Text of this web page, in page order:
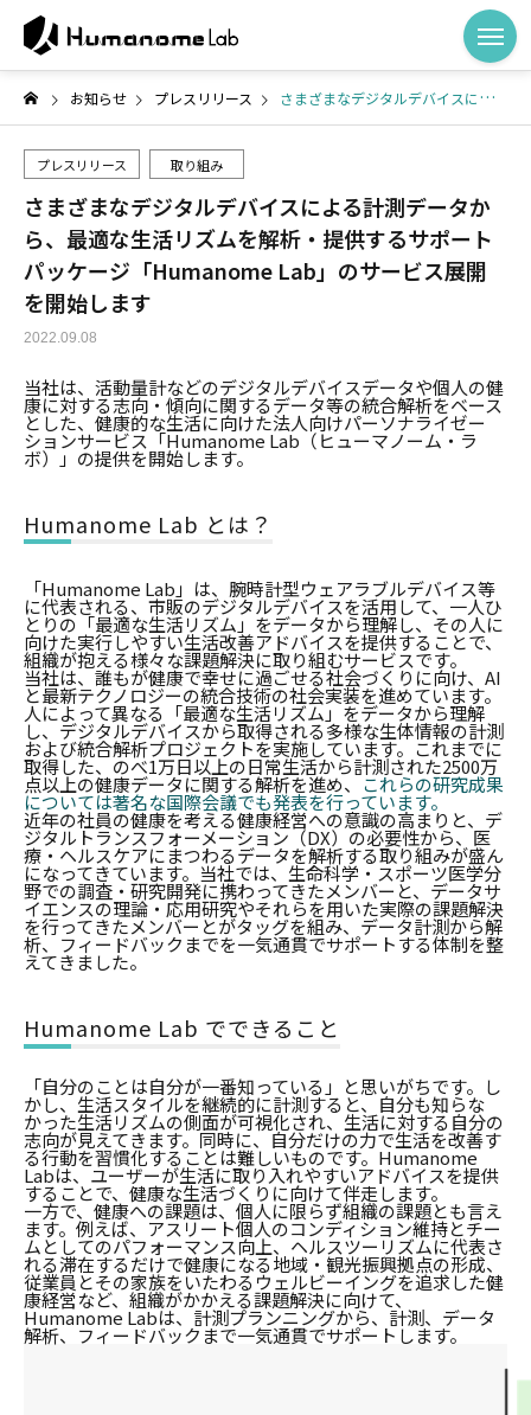
お知らせ プレスリリース さまざまなデジタルデバイスによる計測データから、最適な生活リズムを解析・提供するサポートパッケージ「Humanome Lab」のサービス展開を開始します
プレスリリース 取り組み
さまざまなデジタルデバイスによる計測データか
ら、最適な生活リズムを解析・提供するサポート
パッケージ「Humanome Lab」のサービス展開
を開始します
2022.09.08
当社は、活動量計などのデジタルデバイスデータや個人の健
康に対する志向・傾向に関するデータ等の統合解析をベース
とした、健康的な生活に向けた法人向けパーソナライゼー
ションサービス「Humanome Lab（ヒューマノーム・ラ
ボ）」の提供を開始します。
Humanome Lab とは？
「Humanome Lab」は、腕時計型ウェアラブルデバイス等
に代表される、市販のデジタルデバイスを活用して、一人ひ
とりの「最適な生活リズム」をデータから理解し、その人に
向けた実行しやすい生活改善アドバイスを提供することで、
組織が抱える様々な課題解決に取り組むサービスです。
当社は、誰もが健康で幸せに過ごせる社会づくりに向け、AI
と最新テクノロジーの統合技術の社会実装を進めています。
人によって異なる「最適な生活リズム」をデータから理解
し、デジタルデバイスから取得される多様な生体情報の計測
および統合解析プロジェクトを実施しています。これまでに
取得した、のべ1万日以上の日常生活から計測された2500万
点以上の健康データに関する解析を進め、 これらの研究成果
については著名な国際会議でも発表を行っています。
近年の社員の健康を考える健康経営への意識の高まりと、デ
ジタルトランスフォーメーション（DX）の必要性から、医
療・ヘルスケアにまつわるデータを解析する取り組みが盛ん
になってきています。当社では、生命科学・スポーツ医学分
野での調査・研究開発に携わってきたメンバーと、データサ
イエンスの理論・応用研究やそれらを用いた実際の課題解決
を行ってきたメンバーとがタッグを組み、データ計測から解
析、フィードバックまでを一気通貫でサポートする体制を整
えてきました。
Humanome Lab でできること
「自分のことは自分が一番知っている」と思いがちです。し
かし、生活スタイルを継続的に計測すると、自分も知らな
かった生活リズムの側面が可視化され、生活に対する自分の
志向が見えてきます。同時に、自分だけの力で生活を改善す
る行動を習慣化することは難しいものです。Humanome
Labは、ユーザーが生活に取り入れやすいアドバイスを提供
することで、健康な生活づくりに向けて伴走します。
一方で、健康への課題は、個人に限らず組織の課題とも言え
ます。例えば、アスリート個人のコンディション維持とチー
ムとしてのパフォーマンス向上、ヘルスツーリズムに代表さ
れる滞在するだけで健康になる地域・観光振興拠点の形成、
従業員とその家族をいたわるウェルビーイングを追求した健
康経営など、組織がかかえる課題解決に向けて、
Humanome Labは、計測プランニングから、計測、データ
解析、フィードバックまで一気通貫でサポートします。